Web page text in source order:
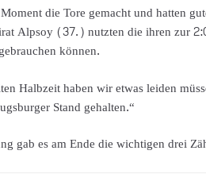
die Tore gemacht und hatten
Alpsoy (37.) nutzten die ihren zur
können.
Halbzeit haben wir etwas leiden
Stand gehalten.“
gab es am Ende die wichtigen drei